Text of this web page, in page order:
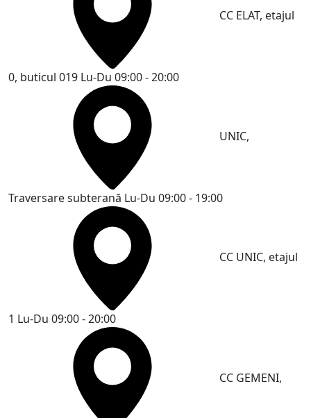
CC ELAT, etajul
0, buticul 019 Lu-Du 09:00 - 20:00
UNIC,
Traversare subterană Lu-Du 09:00 - 19:00
CC UNIC, etajul
1 Lu-Du 09:00 - 20:00
CC GEMENI,